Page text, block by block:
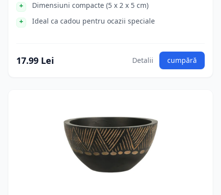
Dimensiuni compacte (5 x 2 x 5 cm)
Ideal ca cadou pentru ocazii speciale
17.99 Lei Detalii cumpără